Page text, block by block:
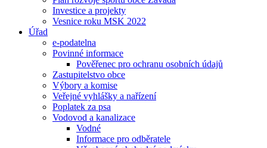
Investice a projekty
Vesnice roku MSK 2022
Úřad
e-podatelna
Povinné informace
Pověřenec pro ochranu osobních údajů
Zastupitelstvo obce
Výbory a komise
Veřejné vyhlášky a nařízení
Poplatek za psa
Vodovod a kanalizace
Vodné
Informace pro odběratele